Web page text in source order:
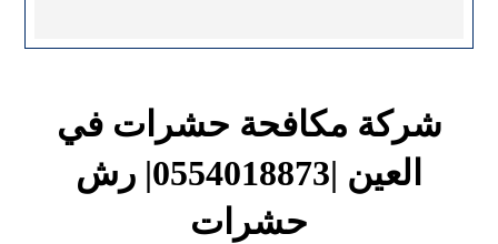
شركة مكافحة حشرات في
العين |0554018873| رش
حشرات